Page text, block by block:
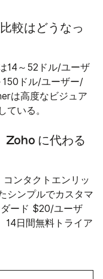
較はどうなっ
14～52ドル/ユーザ
ドル/ユーザー/
は高度なビジュア
ている。
Zoho に代わる
ンタクトエンリッ
シンプルでカスタマ
ード $20/ユーザ
14日間無料トライア